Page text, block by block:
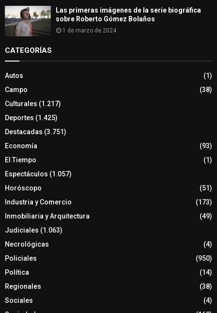
Las primeras imágenes de la serie biográfica
sobre Roberto Gómez Bolaños
1 de marzo de 2024
CATEGORÍAS
Autos
(1)
Campo
(38)
Culturales (1.217)
Deportes (1.425)
Destacadas (3.751)
Economía
(93)
El Tiempo
(1)
Espectáculos (1.057)
Horóscopo
(51)
Industria y Comercio
(173)
Inmobiliaria y Arquitectura
(49)
Judiciales (1.063)
Necrológicas
(4)
Policiales
(950)
Política
(14)
Regionales
(38)
Sociales
(4)